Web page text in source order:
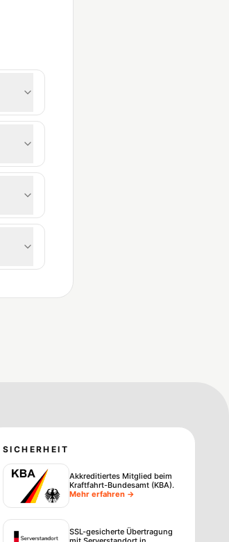
SICHERHEIT
Akkreditiertes Mitglied beim
Kraftfahrt-Bundesamt (KBA).
Mehr erfahren →
SSL-gesicherte Übertragung